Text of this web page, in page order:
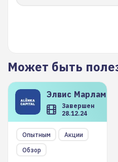
Может быть
Элвис Марламов
Завершен
28.12.24
Опытным
Акции
Обзор